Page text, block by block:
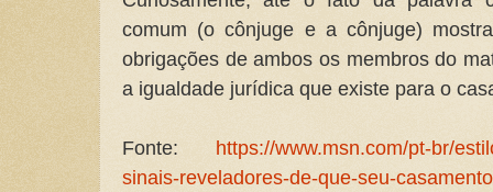
comum (o cônjuge e a cônjuge)
obrigações de ambos os membros do
a igualdade jurídica que existe para o
Fonte: https://www.msn.com/pt-br/
sinais-reveladores-de-que-seu-